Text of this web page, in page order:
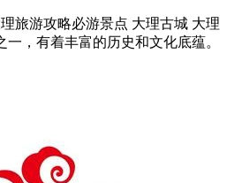
旅游攻略必游景点 大理古城 大理
，有着丰富的历史和文化底蕴。